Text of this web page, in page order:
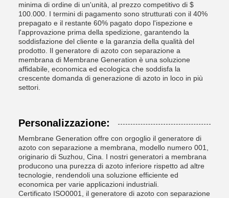
minima di ordine di un'unità, al prezzo competitivo di $
100.000. I termini di pagamento sono strutturati con il 40%
prepagato e il restante 60% pagato dopo l'ispezione e
l'approvazione prima della spedizione, garantendo la
soddisfazione del cliente e la garanzia della qualità del
prodotto. Il generatore di azoto con separazione a
membrana di Membrane Generation è una soluzione
affidabile, economica ed ecologica che soddisfa la
crescente domanda di generazione di azoto in loco in più
settori.
Personalizzazione:
Membrane Generation offre con orgoglio il generatore di
azoto con separazione a membrana, modello numero 001,
originario di Suzhou, Cina. I nostri generatori a membrana
producono una purezza di azoto inferiore rispetto ad altre
tecnologie, rendendoli una soluzione efficiente ed
economica per varie applicazioni industriali.
Certificato ISO0001, il generatore di azoto con separazione